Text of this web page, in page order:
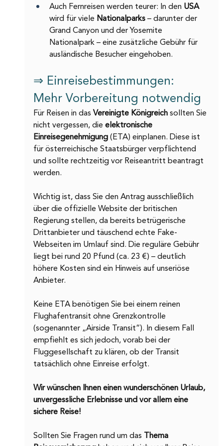
Auch Fernreisen werden teurer: In den USA
wird für viele Nationalparks – darunter der
Grand Canyon und der Yosemite
Nationalpark – eine zusätzliche Gebühr für
ausländische Besucher eingehoben.
⇒ Einreisebestimmungen:
Mehr Vorbereitung notwendig
Für Reisen in das Vereinigte Königreich sollten Sie
nicht vergessen, die elektronische
Einreisegenehmigung (ETA) einplanen. Diese ist
für österreichische Staatsbürger verpflichtend
und sollte rechtzeitig vor Reiseantritt beantragt
werden.
Wichtig ist, dass Sie den Antrag ausschließlich
über die offizielle Website der britischen
Regierung stellen, da bereits betrügerische
Drittanbieter und täuschend echte Fake-
Webseiten im Umlauf sind. Die reguläre Gebühr
liegt bei rund 20 Pfund (ca. 23 €) – deutlich
höhere Kosten sind ein Hinweis auf unseriöse
Anbieter.
Keine ETA benötigen Sie bei einem reinen
Flughafentransit ohne Grenzkontrolle
(sogenannter „Airside Transit“). In diesem Fall
empfiehlt es sich jedoch, vorab bei der
Fluggesellschaft zu klären, ob der Transit
tatsächlich ohne Einreise erfolgt.
Wir wünschen Ihnen einen wunderschönen Urlaub,
unvergessliche Erlebnisse und vor allem eine
sichere Reise!
Sollten Sie Fragen rund um das Thema